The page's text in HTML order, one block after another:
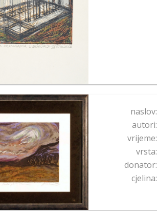
naslov:
autori:
vrijeme:
vrsta:
donator:
cjelina: